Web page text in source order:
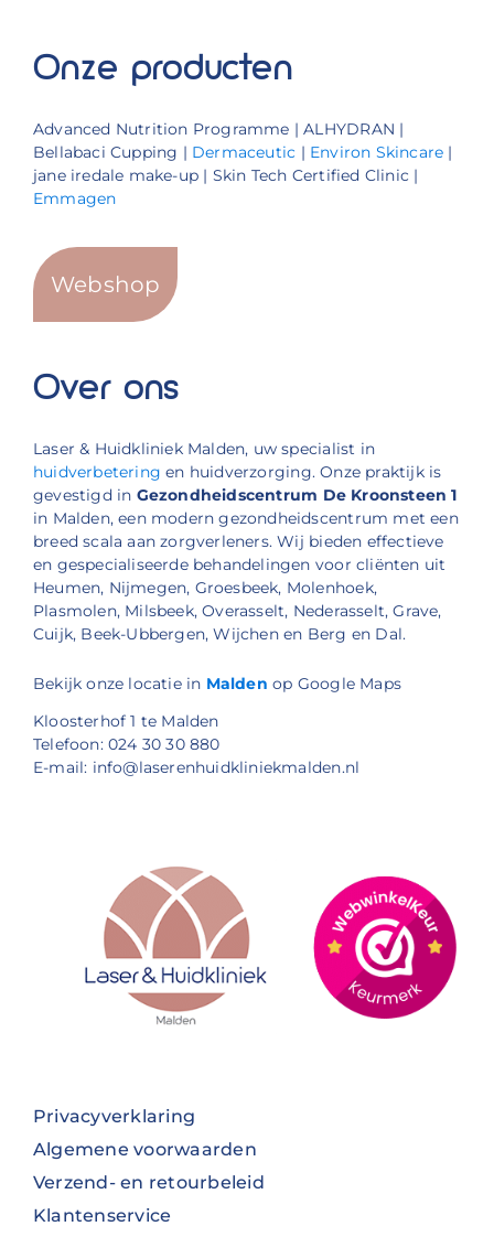
Onze producten
Advanced Nutrition Programme | ALHYDRAN |
Bellabaci Cupping | Dermaceutic | Environ Skincare |
jane iredale make-up | Skin Tech Certified Clinic |
Emmagen
Webshop
Over ons
Laser & Huidkliniek Malden, uw specialist in
huidverbetering en huidverzorging. Onze praktijk is
gevestigd in Gezondheidscentrum De Kroonsteen 1
in Malden, een modern gezondheidscentrum met een
breed scala aan zorgverleners. Wij bieden effectieve
en gespecialiseerde behandelingen voor cliënten uit
Heumen, Nijmegen, Groesbeek, Molenhoek,
Plasmolen, Milsbeek, Overasselt, Nederasselt, Grave,
Cuijk, Beek-Ubbergen, Wijchen en Berg en Dal.
Bekijk onze locatie in Malden op Google Maps
Kloosterhof 1 te Malden
Telefoon: 024 30 30 880
E-mail: info@laserenhuidkliniekmalden.nl
Privacyverklaring
Algemene voorwaarden
Verzend- en retourbeleid
Klantenservice